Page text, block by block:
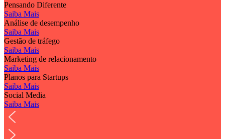
Pensando Diferente
Saiba Mais
Análise de desempenho
Saiba Mais
Gestão de tráfego
Saiba Mais
Marketing de relacionamento
Saiba Mais
Planos para Startups
Saiba Mais
Social Media
Saiba Mais